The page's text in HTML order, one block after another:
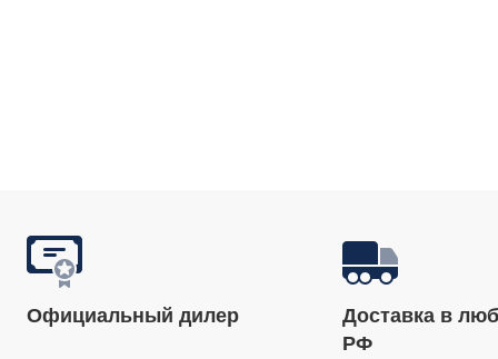
Официальный дилер
Доставка в
РФ